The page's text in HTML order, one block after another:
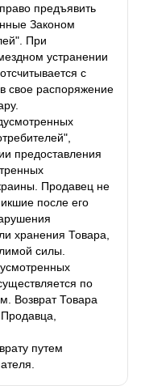
предъявить
Законом
При
устранении
с
свое распоряжение
предоставления
Продавец не
после его
хранения Товара,
силы.
по
Возврат Товара
путем